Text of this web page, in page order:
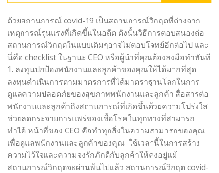
ด้วยสถานการณ์ covid-19 เป็นสถานการณ์วิกฤตที่ต่างจาก
เหตุการณ์รุนแรงที่เกิดขึ้นในอดีต ดังนั้นวิธีการตอบสนองต่อ
สถานการณ์วิกฤตในแบบเดิมๆอาจไม่ตอบโจทย์อีกต่อไป และ
นี่คือ checklist ในฐานะ CEO หรือผู้นำที่คุณต้องลงมือทำทันที
1. ลงทุนปกป้องพนักงานและลูกค้าของคุณให้ได้มากที่สุด
ลงทุนดำเนินการตามมาตรการที่ได้มาตราฐานโลกในการ
ดูแลความปลอดภัยของสุขภาพพนักงานและลูกค้า สื่อสารต่อ
พนักงานและลูกค้าถึงสถานการณ์ที่เกิดขึ้นด้วยความโปร่งใส
ช่วยลดกระจายการแพร่ของเชื้อโรคในทุกทางที่สามารถ
ทำได้ หน้าที่ของ CEO คือทำทุกสิ่งในความสามารถของคุณ
เพื่อดูแลพนักงานและลูกค้าของคุณ ใช้เวลานี้ในการสร้าง
ความไว้ใจและความจงรักภักดีกับลูกค้าให้คงอยู่แม้
สถานการณ์วิกฤตจะผ่านพ้นไปแล้ว สถานการณ์วิกฤต covid-